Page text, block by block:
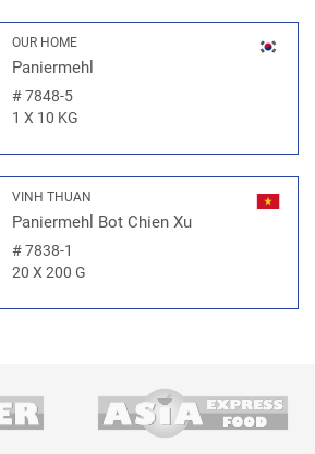
OUR HOME
Paniermehl
#7848-5
1 X 10 KG
VINH THUAN
Paniermehl Bot Chien Xu
#7838-1
20 X 200 G